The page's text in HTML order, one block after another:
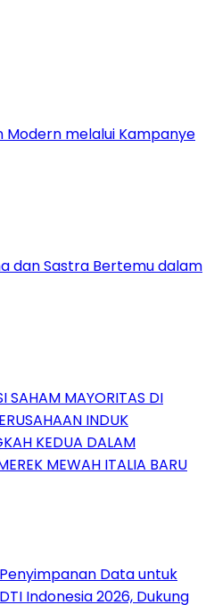
Modern melalui Kampanye
dan Sastra Bertemu dalam
SAHAM MAYORITAS DI
INDUK
KEDUA DALAM
MEWAH ITALIA BARU
Penyimpanan Data untuk
Indonesia 2026, Dukung